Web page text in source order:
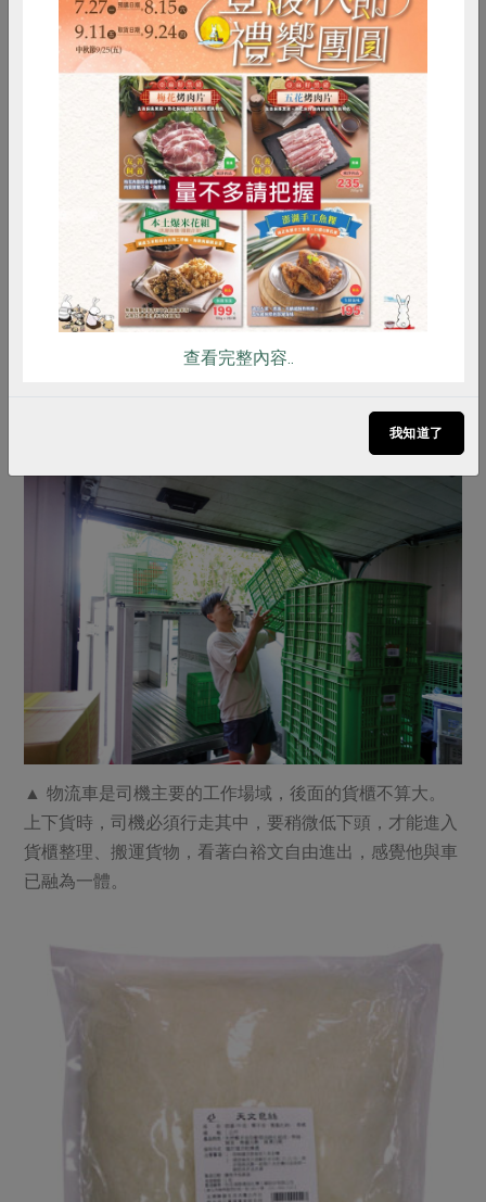
許多班個配的社員都是長者，出來應門的時間也比較久。
送久了，知道哪位社員特別需要協助，只要能夠幫忙的，
白裕文會盡自己最大的努力。陪伴長者的往往是外籍移
工，因此迎接白裕文的常是外籍移工，也就連帶認識她
們，曾有老奶奶跟他說：「家裡頭跟我最親的就是外傭
了，甚至比自己親生的女兒還親。」
一天下來，白裕文不管遇到誰都會打聲招呼，並主動上前
自我介紹。白裕文說：「在工作上有接觸的人，不論是
誰，簡單的問候即可拉近人與人之間的親和力。」常有人
對他說：你辛苦了，但他認為：「大家常講辛苦了，聽久
了，原本不辛苦也覺得真的辛苦了。而當一個人工作感到
很累、很辛苦時，表示他的注意力不是在工作，而是在過
一個兢兢業業、樂在工作的人時，可以直接給對方鼓勵，
▲ 物流車是司機主要的工作場域，後面的貨櫃不算大。
上下貨時，司機必須行走其中，要稍微低下頭，才能進入
貨櫃整理、搬運貨物，看著白裕文自由進出，感覺他與車
已融為一體。
RPET 食譜 減硝酸鹽
雞蛋 食安 共同購買
查看完整內容..
我知道了